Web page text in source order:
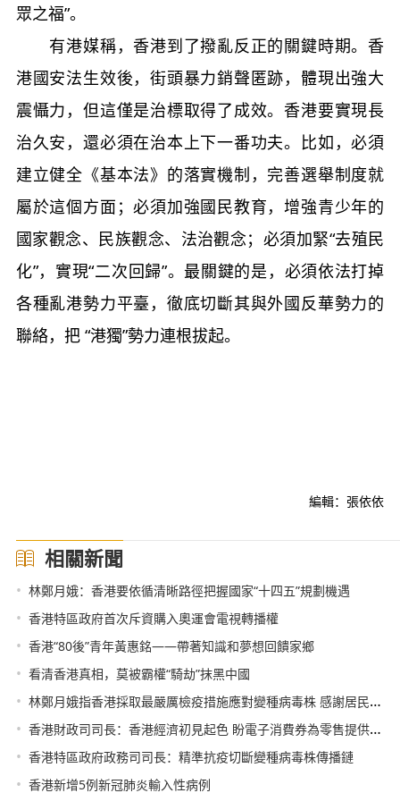
眾之福”。
有港媒稱，香港到了撥亂反正的關鍵時期。香
港國安法生效後，街頭暴力銷聲匿跡，體現出強大
震懾力，但這僅是治標取得了成效。香港要實現長
治久安，還必須在治本上下一番功夫。比如，必須
建立健全《基本法》的落實機制，完善選舉制度就
屬於這個方面；必須加強國民教育，增強青少年的
國家觀念、民族觀念、法治觀念；必須加緊“去殖民
化”，實現“二次回歸”。最關鍵的是，必須依法打掉
各種亂港勢力平臺，徹底切斷其與外國反華勢力的
聯絡，把 “港獨”勢力連根拔起。
編輯：張依依
相關新聞
• 林鄭月娥：香港要依循清晰路徑把握國家“十四五”規劃機遇
• 香港特區政府首次斥資購入奧運會電視轉播權
• 香港“80後”青年黃惠銘——帶著知識和夢想回饋家鄉
• 看清香港真相，莫被霸權“騎劫”抹黑中國
• 林鄭月娥指香港採取最嚴厲檢疫措施應對變種病毒株 感謝居民配合
• 香港財政司司長：香港經濟初見起色 盼電子消費券為零售提供良機
• 香港特區政府政務司司長：精準抗疫切斷變種病毒株傳播鏈
• 香港新增5例新冠肺炎輸入性病例